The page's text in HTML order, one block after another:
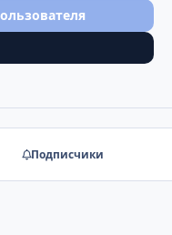
Подписчики